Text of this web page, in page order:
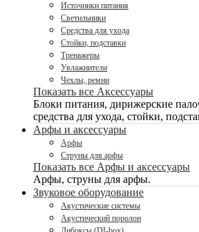
Источники питания
Светильники
Средства для ухода
Стойки, подставки
Тренажеры
Увлажнители
Чехлы, ремни
Показать все Аксессуары
Блоки питания, дирижерские
средства для ухода, стойки,
Арфы и аксессуары
Арфы
Струны для арфы
Показать все Арфы и аксессуары
Арфы, струны для арфы.
Звуковое оборудование
Акустические системы
Акустический поролон